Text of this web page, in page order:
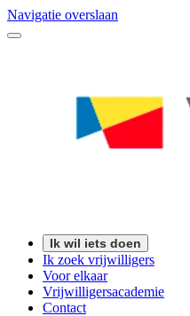
Navigatie overslaan
Ik wil iets doen
Ik zoek vrijwilligers
Voor elkaar
Vrijwilligersacademie
Contact